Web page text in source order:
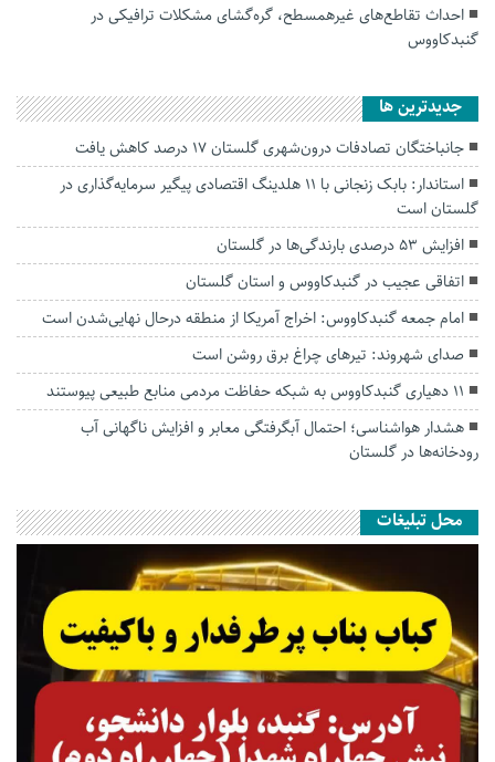
احداث تقاطع‌های غیرهمسطح، گره‌گشای مشکلات ترافیکی در
گنبدکاووس
جديدترين ها
جانباختگان تصادفات درون‌شهری گلستان ۱۷ درصد کاهش یافت
استاندار: بابک زنجانی با ۱۱ هلدینگ اقتصادی پیگیر سرمایه‌گذاری در
گلستان است
افزایش ۵۳ درصدی بارندگی‌ها در گلستان
اتفاقی عجیب در‌ گنبدکاووس و استان گلستان
امام جمعه گنبدکاووس: اخراج آمریکا از منطقه درحال نهایی‌شدن است
صدای شهروند: تیرهای چراغ برق روشن است
۱۱ دهیاری گنبدکاووس به شبکه حفاظت مردمی منابع طبیعی پیوستند
هشدار هواشناسی؛ احتمال آبگرفتگی معابر و افزایش ناگهانی آب
رودخانه‌ها در گلستان
محل تبلیغات